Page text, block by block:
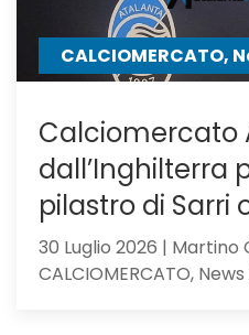
CALCIOMERCATO,
Calciomercato
dall’Inghilterra
pilastro di Sarri
30 Luglio 2026 | Martino
CALCIOMERCATO,